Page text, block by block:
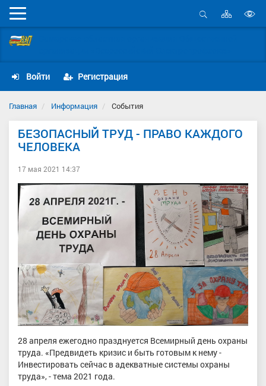
Мобильное
меню
Открыть
Карта
сайта
Войти Регистрация
Главная Информация События
БЕЗОПАСНЫЙ ТРУД - ПРАВО КАЖДОГО
ЧЕЛОВЕКА
17 мая 2021 14:37
28 апреля ежегодно празднуется Всемирный день охраны
труда. «Предвидеть кризис и быть готовым к нему -
Инвестировать сейчас в адекватные системы охраны
труда», - тема 2021 года.